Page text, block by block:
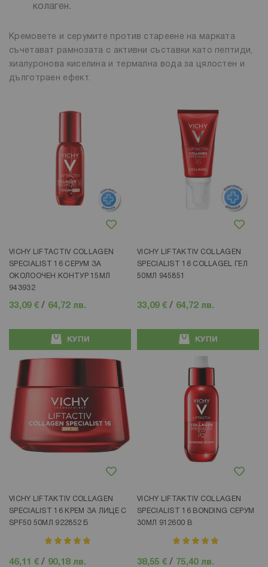
колаген.
Кремовете и серумите против стареене на марката
съчетават рамнозата с активни съставки като пептиди,
хиалуронова киселина и термална вода за цялостен и
дълготраен ефект.
VICHY LIFTACTIV COLLAGEN
SPECIALIST 16 СЕРУМ ЗА
ОКОЛООЧЕН КОНТУР 15МЛ
943932
33,09 € / 64,72 лв.
КУПИ
VICHY LIFTAKTIV COLLAGEN
SPECIALIST 16 COLLAGEL ГЕЛ
50МЛ 945851
33,09 € / 64,72 лв.
КУПИ
VICHY LIFTAKTIV COLLAGEN
SPECIALIST 16 КРЕМ ЗА ЛИЦЕ С
SPF50 50МЛ 922852 Б
рейтинг:
46,11 € / 90,18 лв.
VICHY LIFTAKTIV COLLAGEN
SPECIALIST 16 BONDING СЕРУМ
30МЛ 912600 B
рейтинг:
38,55 € / 75,40 лв.